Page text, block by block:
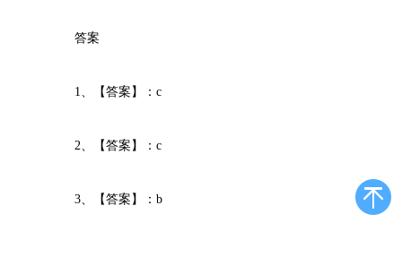
答案
1、【答案】：c
2、【答案】：c
3、【答案】：b